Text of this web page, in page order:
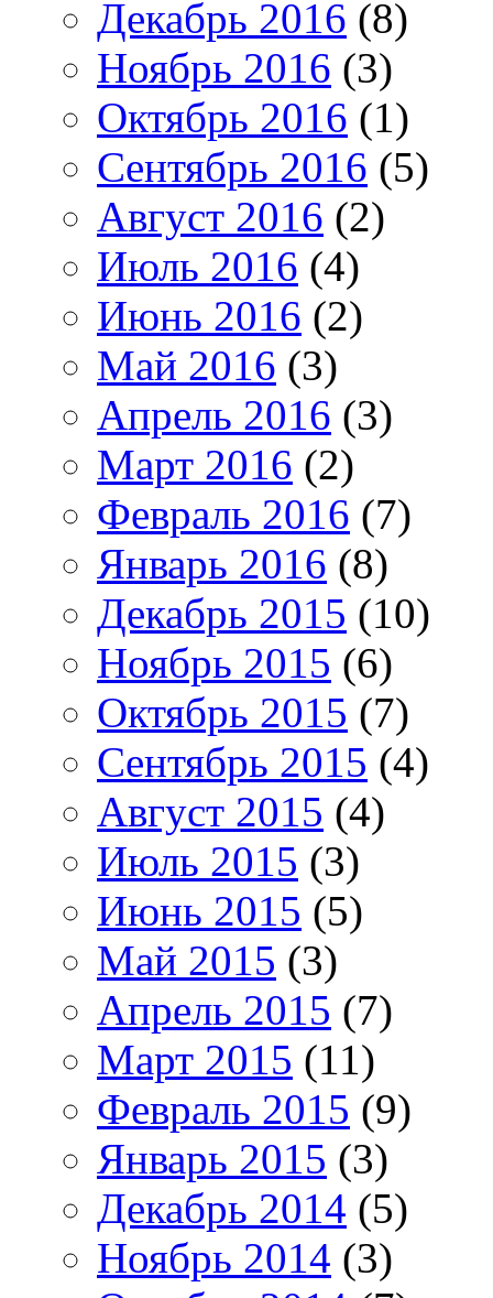
Декабрь 2016 (8)
Ноябрь 2016 (3)
Октябрь 2016 (1)
Сентябрь 2016 (5)
Август 2016 (2)
Июль 2016 (4)
Июнь 2016 (2)
Май 2016 (3)
Апрель 2016 (3)
Март 2016 (2)
Февраль 2016 (7)
Январь 2016 (8)
Декабрь 2015 (10)
Ноябрь 2015 (6)
Октябрь 2015 (7)
Сентябрь 2015 (4)
Август 2015 (4)
Июль 2015 (3)
Июнь 2015 (5)
Май 2015 (3)
Апрель 2015 (7)
Март 2015 (11)
Февраль 2015 (9)
Январь 2015 (3)
Декабрь 2014 (5)
Ноябрь 2014 (3)